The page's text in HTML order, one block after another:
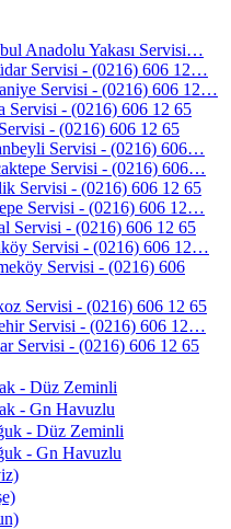
Anadolu Yakası Servisi…
Servisi - (0216) 606 12…
Servisi - (0216) 606 12…
Servisi - (0216) 606 12 65
- (0216) 606 12 65
Servisi - (0216) 606…
Servisi - (0216) 606…
Servisi - (0216) 606 12 65
Servisi - (0216) 606 12…
Servisi - (0216) 606 12 65
Servisi - (0216) 606 12…
Servisi - (0216) 606
Servisi - (0216) 606 12 65
Servisi - (0216) 606 12…
Servisi - (0216) 606 12 65
- Düz Zeminli
- Gn Havuzlu
- Düz Zeminli
- Gn Havuzlu